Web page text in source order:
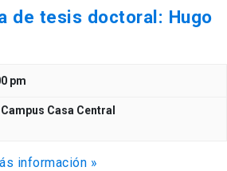
de tesis doctoral: Hugo
pm
Campus Casa Central
información »